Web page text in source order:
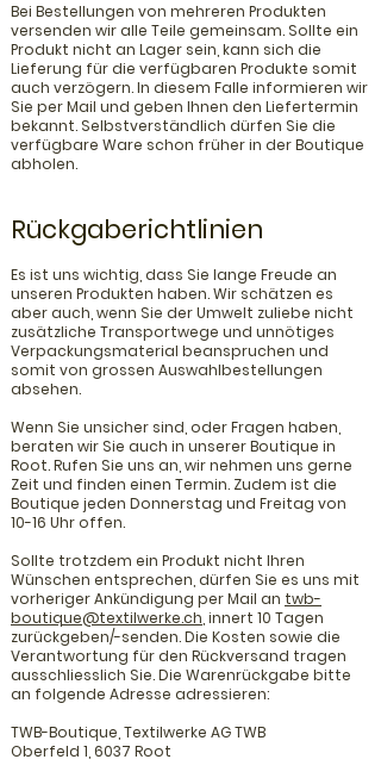
Bei Bestellungen von mehreren Produkten
versenden wir alle Teile gemeinsam. Sollte ein
Produkt nicht an Lager sein, kann sich die
Lieferung für die verfügbaren Produkte somit
auch verzögern. In diesem Falle informieren wir
Sie per Mail und geben Ihnen den Liefertermin
bekannt. Selbstverständlich dürfen Sie die
verfügbare Ware schon früher in der Boutique
abholen.
Rückgaberichtlinien
Es ist uns wichtig, dass Sie lange Freude an
unseren Produkten haben. Wir schätzen es
aber auch, wenn Sie der Umwelt zuliebe nicht
zusätzliche Transportwege und unnötiges
Verpackungsmaterial beanspruchen und
somit von grossen Auswahlbestellungen
absehen.
Wenn Sie unsicher sind, oder Fragen haben,
beraten wir Sie auch in unserer Boutique in
Root. Rufen Sie uns an, wir nehmen uns gerne
Zeit und finden einen Termin. Zudem ist die
Boutique jeden Donnerstag und Freitag von
10-16 Uhr offen.
Sollte trotzdem ein Produkt nicht Ihren
Wünschen entsprechen, dürfen Sie es uns mit
vorheriger Ankündigung per Mail an twb-
boutique@textilwerke.ch , innert 10 Tagen
zurückgeben/-senden. Die Kosten sowie die
Verantwortung für den Rückversand tragen
ausschliesslich Sie. Die Warenrückgabe bitte
an folgende Adresse adressieren:
TWB-Boutique, Textilwerke AG TWB
Oberfeld 1, 6037 Root